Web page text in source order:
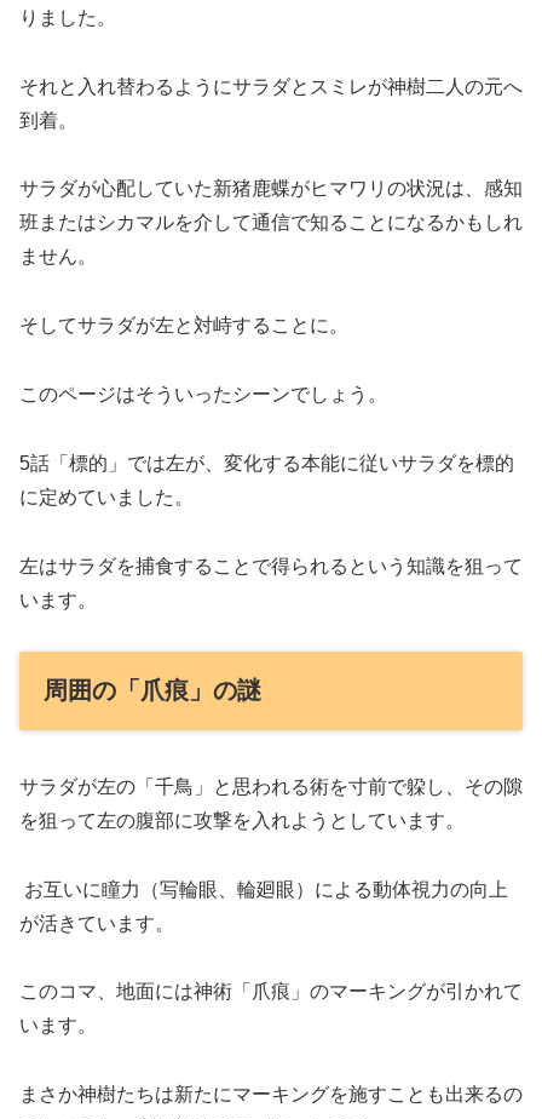
りました。
それと入れ替わるようにサラダとスミレが神樹二人の元へ
到着。
サラダが心配していた新猪鹿蝶がヒマワリの状況は、感知
班またはシカマルを介して通信で知ることになるかもしれ
ません。
そしてサラダが左と対峙することに。
このページはそういったシーンでしょう。
5話「標的」では左が、変化する本能に従いサラダを標的
に定めていました。
左はサラダを捕食することで得られるという知識を狙って
います。
周囲の「爪痕」の謎
サラダが左の「千鳥」と思われる術を寸前で躱し、その隙
を狙って左の腹部に攻撃を入れようとしています。
お互いに瞳力（写輪眼、輪廻眼）による動体視力の向上
が活きています。
このコマ、地面には神術「爪痕」のマーキングが引かれて
います。
まさか神樹たちは新たにマーキングを施すことも出来るの